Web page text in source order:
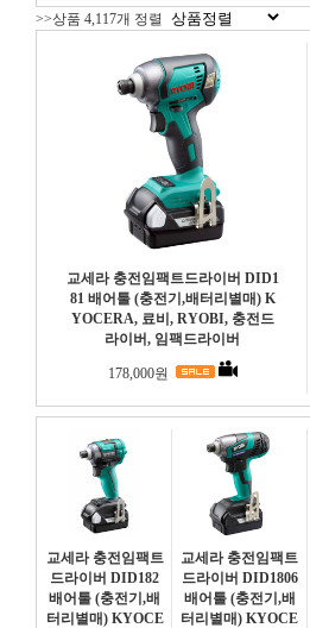
>>상품 4,117개 정렬
교세라 충전임팩트드라이버 DID1
81 배어툴 (충전기,배터리별매) K
YOCERA, 료비, RYOBI, 충전드
라이버, 임팩드라이버
178,000원
교세라 충전임팩트
드라이버 DID182
배어툴 (충전기,배
터리별매) KYOCE
교세라 충전임팩트
드라이버 DID1806
배어툴 (충전기,배
터리별매) KYOCE